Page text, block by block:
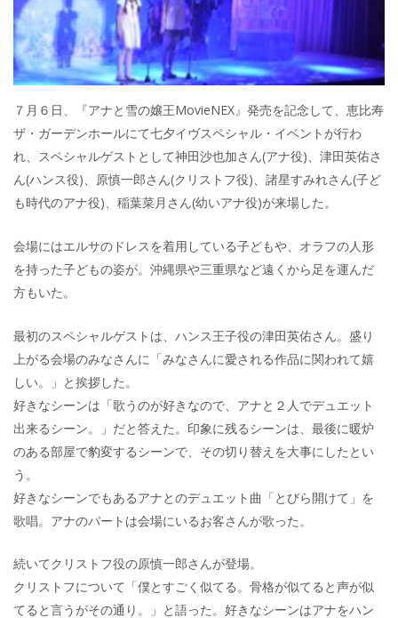
７月６日、『アナと雪の嬢王MovieNEX』発売を記念して、恵比寿
ザ・ガーデンホールにて七夕イヴスペシャル・イベントが行わ
れ、スペシャルゲストとして神田沙也加さん(アナ役)、津田英佑さ
ん(ハンス役)、原慎一郎さん(クリストフ役)、諸星すみれさん(子ど
も時代のアナ役)、稲葉菜月さん(幼いアナ役)が来場した。
会場にはエルサのドレスを着用している子どもや、オラフの人形
を持った子どもの姿が。沖縄県や三重県など遠くから足を運んだ
方もいた。
最初のスペシャルゲストは、ハンス王子役の津田英佑さん。盛り
上がる会場のみなさんに「みなさんに愛される作品に関われて嬉
しい。」と挨拶した。
好きなシーンは「歌うのが好きなので、アナと２人でデュエット
出来るシーン。」だと答えた。印象に残るシーンは、最後に暖炉
のある部屋で豹変するシーンで、その切り替えを大事にしたとい
う。
好きなシーンでもあるアナとのデュエット曲「とびら開けて」を
歌唱。アナのパートは会場にいるお客さんが歌った。
続いてクリストフ役の原慎一郎さんが登場。
クリストフについて「僕とすごく似てる。骨格が似てると声が似
てると言うがその通り。」と語った。好きなシーンはアナをハン